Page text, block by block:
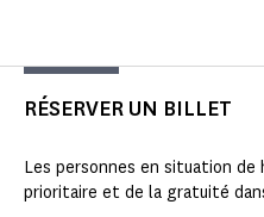
RÉSERVER UN BILLET
Les personnes en situation de
prioritaire et de la gratuité